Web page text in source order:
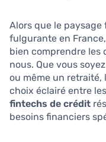
Alors que le
fulgurante en
bien comprendre les
nous. Que vous
ou même un retraité,
choix éclairé entre les
fintechs de crédit
besoins financiers